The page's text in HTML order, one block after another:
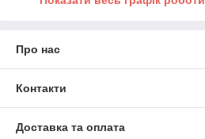
Про нас
Контакти
Доставка та оплата